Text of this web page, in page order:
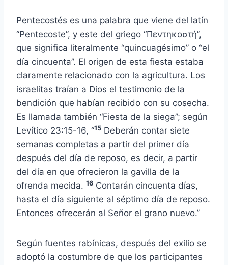
Pentecostés es una palabra que viene del latín
“Pentecoste”, y este del griego “Πεντηκοστή”,
que significa literalmente “quincuagésimo” o “el
día cincuenta”. El origen de esta fiesta estaba
claramente relacionado con la agricultura. Los
israelitas traían a Dios el testimonio de la
bendición que habían recibido con su cosecha.
Es llamada también “Fiesta de la siega”; según
Levítico 23:15-16, “15 Deberán contar siete
semanas completas a partir del primer día
después del día de reposo, es decir, a partir
del día en que ofrecieron la gavilla de la
ofrenda mecida. 16 Contarán cincuenta días,
hasta el día siguiente al séptimo día de reposo.
Entonces ofrecerán al Señor el grano nuevo.”
Según fuentes rabínicas, después del exilio se
adoptó la costumbre de que los participantes